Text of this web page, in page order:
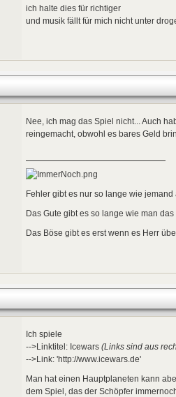
ich halte dies für richtiger
und musik fällt für mich nicht unter
Nee, ich mag das Spiel nicht... Auch
reingemacht, obwohl es bares Geld
Fehler gibt es nur so lange wie jemand
Das Gute gibt es so lange wie man
Das Böse gibt es erst wenn es Herr
Ich spiele
-->Linktitel: Icewars (Links sind aus
-->Link: 'http://www.icewars.de'
Man hat einen Hauptplaneten kann
dem Spiel, das der Schöpfer